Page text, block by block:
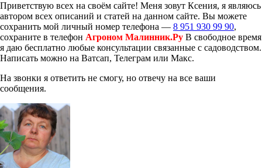
Приветствую всех на своём сайте! Меня зовут Ксения, я являюсь
автором всех описаний и статей на данном сайте. Вы можете
сохранить мой личный номер телефона — 8 951 930 99 90,
сохраните в телефон Агроном Малинник.Ру В свободное время
я даю бесплатно любые консультации связанные с садоводством.
Написать можно на Ватсап, Телеграм или Макс.
На звонки я ответить не смогу, но отвечу на все ваши
сообщения.